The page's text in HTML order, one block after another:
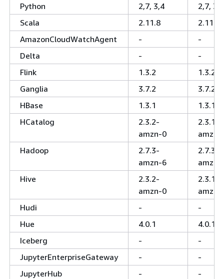
Python
2,7, 3,4
2,7, 3,4
Scala
2.11.8
2.11.8
AmazonCloudWatchAgent
-
-
Delta
-
-
Flink
1.3.2
1.3.2
Ganglia
3.7.2
3.7.2
HBase
1.3.1
1.3.1
HCatalog
2.3.2-
amzn-0
2.3.1-
amzn-
Hadoop
2.7.3-
amzn-6
2.7.3-
amzn-
Hive
2.3.2-
amzn-0
2.3.1-
amzn-
Hudi
-
-
Hue
4.0.1
4.0.1
Iceberg
-
-
JupyterEnterpriseGateway
-
-
JupyterHub
-
-